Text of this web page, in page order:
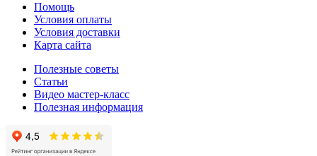
Помощь
Условия оплаты
Условия доставки
Карта сайта
Полезные советы
Статьи
Видео мастер-класс
Полезная информация